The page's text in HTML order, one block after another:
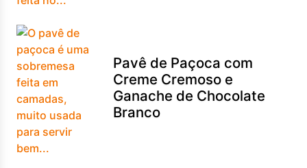
Pavê de Paçoca com
Creme Cremoso e
Ganache de Chocolate
Branco